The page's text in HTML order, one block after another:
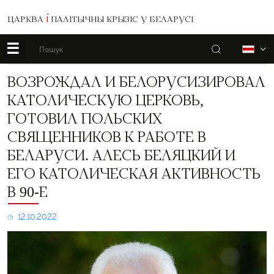
ЦАРКВА І ПАЛІТЫЧНЫ КРЫЗІС У БЕЛАРУСІ
☰ Пошук
Возрождал
белорусизировал
Католическую
Церковь,
готовил
польских
священников
к
работе
в
Беларуси.
Алесь
Беляцкий
ВОЗРОЖДАЛ И БЕЛОРУСИЗИРОВАЛ
КАТОЛИЧЕСКУЮ ЦЕРКОВЬ,
ГОТОВИЛ ПОЛЬСКИХ
СВЯЩЕННИКОВ К РАБОТЕ В
БЕЛАРУСИ. АЛЕСЬ БЕЛЯЦКИЙ И
ЕГО КАТОЛИЧЕСКАЯ АКТИВНОСТЬ
В 90-Е
12.10.2022